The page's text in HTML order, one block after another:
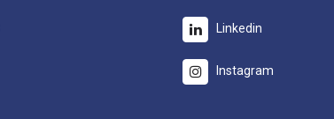
Linkedin
Instagram